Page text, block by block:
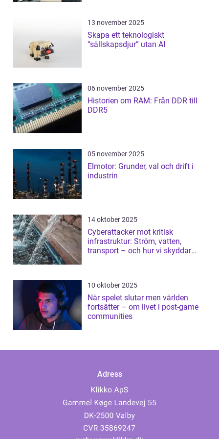
13 november 2025
Skapa ett teknologiskt
“sällskapsdjur” utan AI
06 november 2025
Historien om RAM: Från DDR till
DDR5
05 november 2025
Elmotor: Grunder, val och drift i
industrin
14 oktober 2025
Cyberattacker mot kritisk
infrastruktur: Ström, vatten,
transport – och hur vi skyddar
10 oktober 2025
När spelet slutar men världen
fortsätter – om livet i post-game
communities
Adress